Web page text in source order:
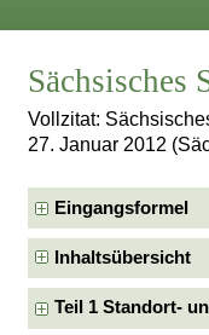
Sächsisches
Vollzitat:
27. Januar 2012
Eingangsformel
Inhaltsübersicht
Teil 1 Standort-